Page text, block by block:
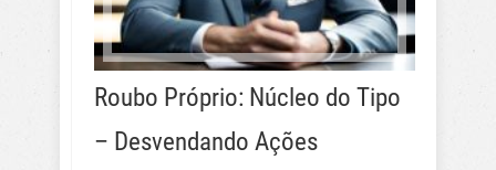
Roubo Próprio: Núcleo do Tipo
– Desvendando Ações